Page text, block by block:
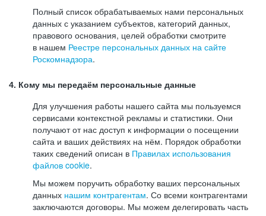
Полный список обрабатываемых нами персональных
данных с указанием субъектов, категорий данных,
правового основания, целей обработки смотрите
в нашем Реестре персональных данных на сайте
Роскомнадзора.
4. Кому мы передаём персональные данные
Для улучшения работы нашего сайта мы пользуемся
сервисами контекстной рекламы и статистики. Они
получают от нас доступ к информации о посещении
сайта и ваших действиях на нём. Порядок обработки
таких сведений описан в Правилах использования
файлов cookie.
Мы можем поручить обработку ваших персональных
данных нашим контрагентам. Со всеми контрагентами
заключаются договоры. Мы можем делегировать часть